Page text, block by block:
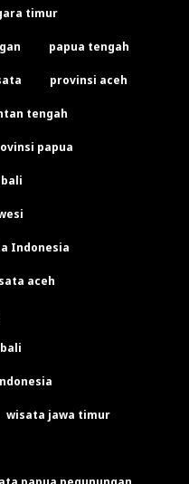
timur
papua tengah
provinsi aceh
tengah
papua
Indonesia
aceh
wisata jawa timur